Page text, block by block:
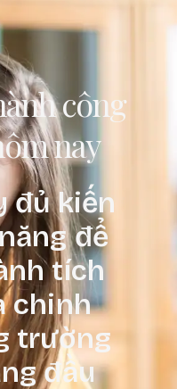
công
nay
đủ kiến
để
tích
chinh
trường
đầu